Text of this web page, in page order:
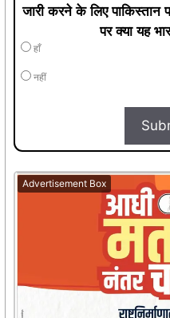
जारी करने के लिए पाकिस्तान
पर क्या यह
हाँ
नहीं
Advertisement Box